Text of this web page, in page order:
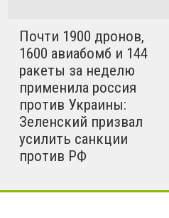
Почти 1900 дронов,
1600 авиабомб и 144
ракеты за неделю
применила россия
против Украины:
Зеленский призвал
усилить санкции
против РФ